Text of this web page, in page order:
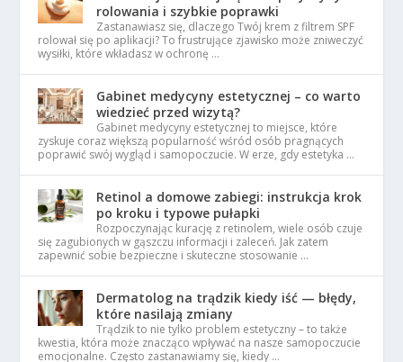
rolowania i szybkie poprawki
Zastanawiasz się, dlaczego Twój krem z filtrem SPF
rolował się po aplikacji? To frustrujące zjawisko może zniweczyć
wysiłki, które wkładasz w ochronę …
Gabinet medycyny estetycznej – co warto
wiedzieć przed wizytą?
Gabinet medycyny estetycznej to miejsce, które
zyskuje coraz większą popularność wśród osób pragnących
poprawić swój wygląd i samopoczucie. W erze, gdy estetyka …
Retinol a domowe zabiegi: instrukcja krok
po kroku i typowe pułapki
Rozpoczynając kurację z retinolem, wiele osób czuje
się zagubionych w gąszczu informacji i zaleceń. Jak zatem
zapewnić sobie bezpieczne i skuteczne stosowanie …
Dermatolog na trądzik kiedy iść — błędy,
które nasilają zmiany
Trądzik to nie tylko problem estetyczny – to także
kwestia, która może znacząco wpływać na nasze samopoczucie
emocjonalne. Często zastanawiamy się, kiedy …